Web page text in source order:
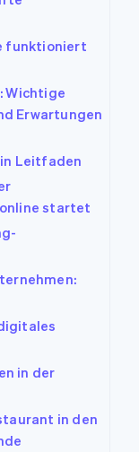
für die
funktioniert
Wichtige
Erwartungen
Leitfaden
startet
in der
in den